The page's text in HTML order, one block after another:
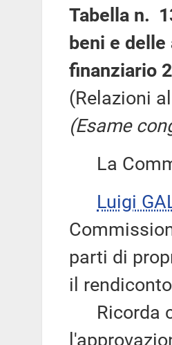
Tabella n.
beni e
finanziario
(Relazioni
(Esame
La
Luigi
parti di
il
Ricorda